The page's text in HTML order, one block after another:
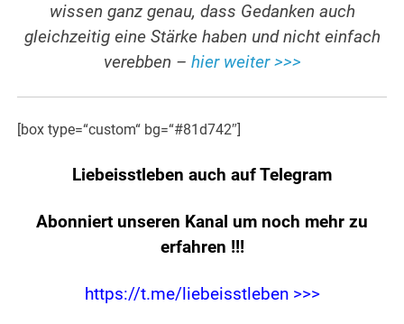
wissen ganz genau, dass Gedanken auch
gleichzeitig eine Stärke haben und nicht einfach
verebben – hier weiter >>>
[box type=“custom“ bg=“#81d742″]
Liebeisstleben auch auf Telegram
Abonniert unseren Kanal um noch mehr zu
erfahren !!!
https://t.me/liebeisstleben >>>